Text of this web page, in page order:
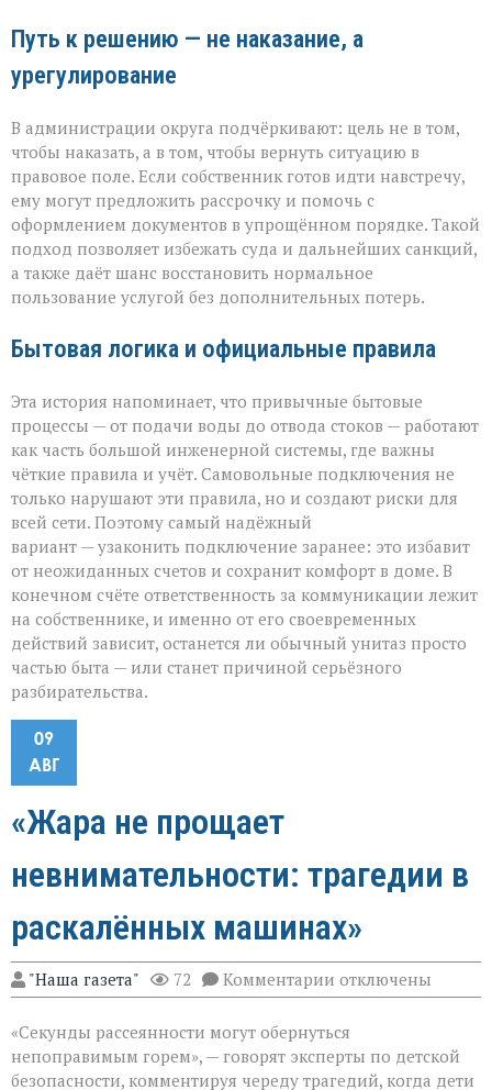
Путь к решению — не наказание, а
урегулирование
В администрации округа подчёркивают: цель не в том,
чтобы наказать, а в том, чтобы вернуть ситуацию в
правовое поле. Если собственник готов идти навстречу,
ему могут предложить рассрочку и помочь с
оформлением документов в упрощённом порядке. Такой
подход позволяет избежать суда и дальнейших санкций,
а также даёт шанс восстановить нормальное
пользование услугой без дополнительных потерь.
Бытовая логика и официальные правила
Эта история напоминает, что привычные бытовые
процессы — от подачи воды до отвода стоков — работают
как часть большой инженерной системы, где важны
чёткие правила и учёт. Самовольные подключения не
только нарушают эти правила, но и создают риски для
всей сети. Поэтому самый надёжный
вариант — узаконить подключение заранее: это избавит
от неожиданных счетов и сохранит комфорт в доме. В
конечном счёте ответственность за коммуникации лежит
на собственнике, и именно от его своевременных
действий зависит, останется ли обычный унитаз просто
частью быта — или станет причиной серьёзного
разбирательства.
09
АВГ
«Жара не прощает
невнимательности: трагедии в
раскалённых машинах»
"Наша газета" 72 Комментарии к
записи
не
прощает
невнимательности:
отключены
«Секунды рассеянности могут обернуться
непоправимым горем», — говорят эксперты по детской
безопасности, комментируя череду трагедий, когда дети